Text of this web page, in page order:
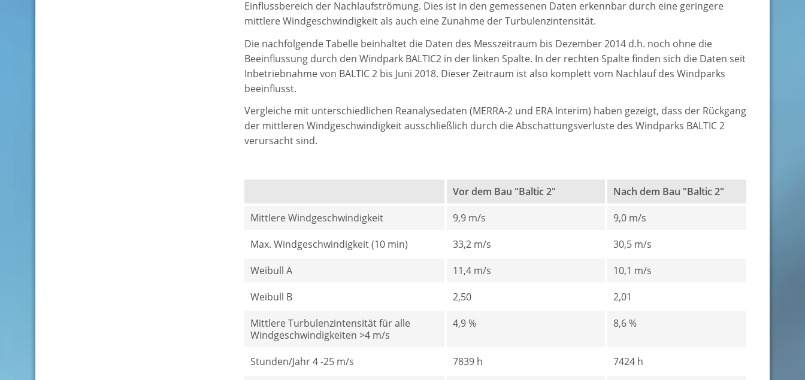
Einflussbereich der Nachlaufströmung. Dies ist in den gemessenen Daten erkennbar durch eine geringere
mittlere Windgeschwindigkeit als auch eine Zunahme der Turbulenzintensität.
Die nachfolgende Tabelle beinhaltet die Daten des Messzeitraum bis Dezember 2014 d.h. noch ohne die
Beeinflussung durch den Windpark BALTIC2 in der linken Spalte. In der rechten Spalte finden sich die Daten seit
Inbetriebnahme von BALTIC 2 bis Juni 2018. Dieser Zeitraum ist also komplett vom Nachlauf des Windparks
beeinflusst.
Vergleiche mit unterschiedlichen Reanalysedaten (MERRA-2 und ERA Interim) haben gezeigt, dass der Rückgang
der mittleren Windgeschwindigkeit ausschließlich durch die Abschattungsverluste des Windparks BALTIC 2
verursacht sind.
Vor dem Bau "Baltic 2" Nach dem Bau "Baltic 2"
Mittlere Windgeschwindigkeit 9,9 m/s
9,0 m/s
Max. Windgeschwindigkeit (10 min)
33,2 m/s
30,5 m/s
Weibull A
11,4 m/s
10,1 m/s
Weibull B
2,50
2,01
Mittlere Turbulenzintensität für alle
Windgeschwindigkeiten >4 m/s
4,9 % 8,6 %
Stunden/Jahr 4 -25 m/s 7839 h
7424 h